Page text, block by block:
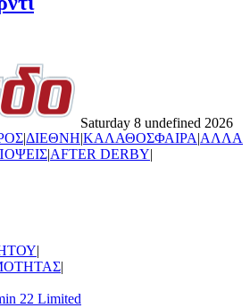
Saturday 8 undefined 2026
|ΔΙΕΘΝΗ|ΚΑΛΑΘΟΣΦΑΙΡΑ|ΑΛΛΑ
|AFTER DERBY|
|
|
22 Limited